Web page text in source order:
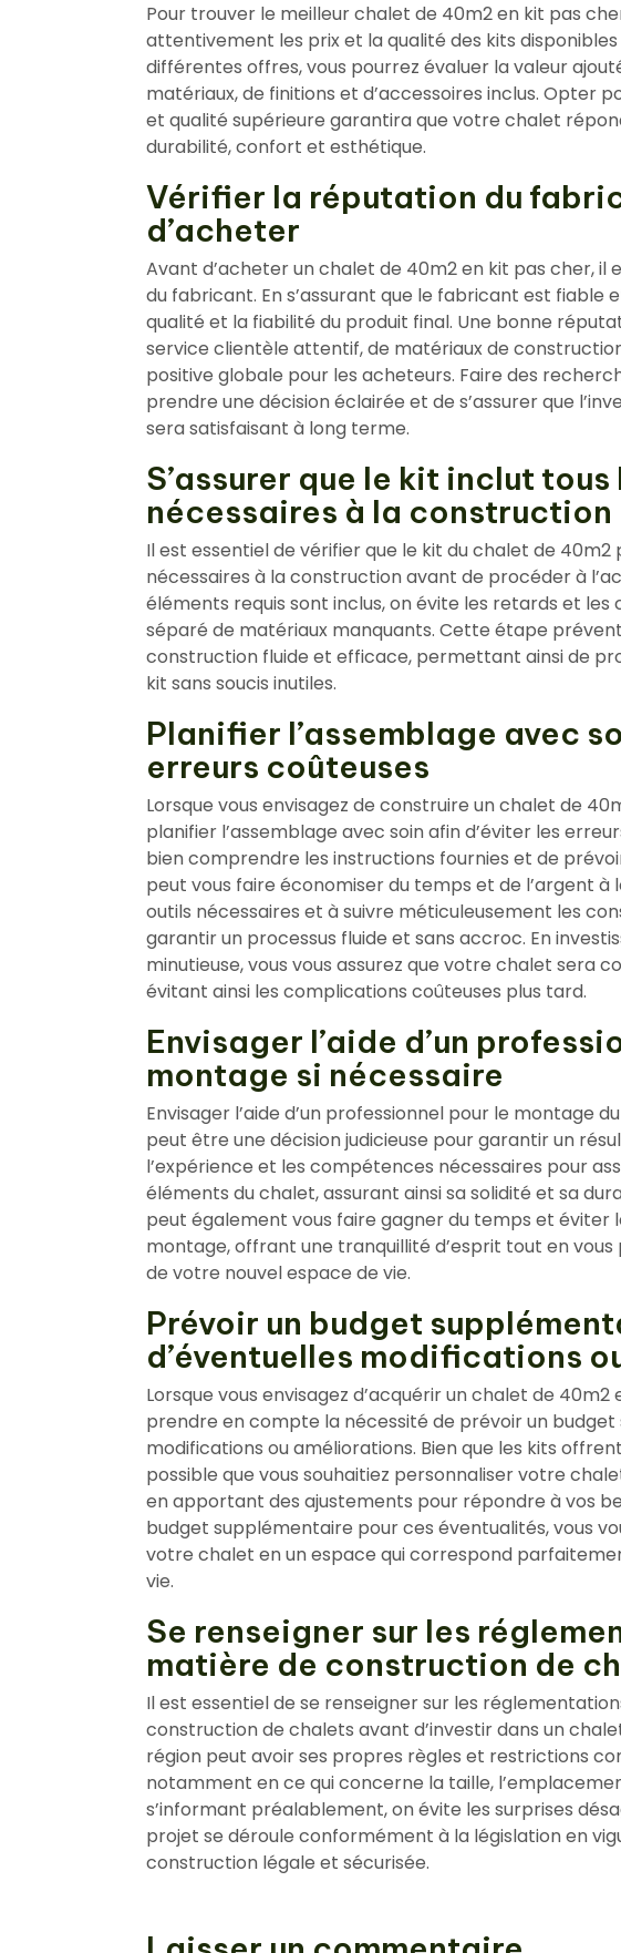
Pour trouver le meilleur chalet de 40m2 en kit pas
attentivement les prix et la qualité des kits
différentes offres, vous pourrez évaluer la valeur
matériaux, de finitions et d’accessoires inclus. Opter
et qualité supérieure garantira que votre chalet
durabilité, confort et esthétique.
Vérifier la réputation du
d’acheter
Avant d’acheter un chalet de 40m2 en kit pas cher,
du fabricant. En s’assurant que le fabricant est
qualité et la fiabilité du produit final. Une bonne
service clientèle attentif, de matériaux de
positive globale pour les acheteurs. Faire des
prendre une décision éclairée et de s’assurer que
sera satisfaisant à long terme.
S’assurer que le kit inclut
nécessaires à la construction
Il est essentiel de vérifier que le kit du chalet de
nécessaires à la construction avant de procéder à
éléments requis sont inclus, on évite les retards et les
séparé de matériaux manquants. Cette étape
construction fluide et efficace, permettant ainsi de
kit sans soucis inutiles.
Planifier l’assemblage avec
erreurs coûteuses
Lorsque vous envisagez de construire un chalet de
planifier l’assemblage avec soin afin d’éviter les
bien comprendre les instructions fournies et de
peut vous faire économiser du temps et de l’argent à
outils nécessaires et à suivre méticuleusement les
garantir un processus fluide et sans accroc. En
minutieuse, vous vous assurez que votre chalet sera
évitant ainsi les complications coûteuses plus tard.
Envisager l’aide d’un
montage si nécessaire
Envisager l’aide d’un professionnel pour le montage
peut être une décision judicieuse pour garantir un
l’expérience et les compétences nécessaires pour
éléments du chalet, assurant ainsi sa solidité et sa
peut également vous faire gagner du temps et éviter
montage, offrant une tranquillité d’esprit tout en
de votre nouvel espace de vie.
Prévoir un budget
d’éventuelles modifications
Lorsque vous envisagez d’acquérir un chalet de
prendre en compte la nécessité de prévoir un
modifications ou améliorations. Bien que les kits
possible que vous souhaitiez personnaliser votre
en apportant des ajustements pour répondre à vos
budget supplémentaire pour ces éventualités, vous
votre chalet en un espace qui correspond
vie.
Se renseigner sur les
matière de construction de
Il est essentiel de se renseigner sur les
construction de chalets avant d’investir dans un
région peut avoir ses propres règles et restrictions
notamment en ce qui concerne la taille,
s’informant préalablement, on évite les surprises
projet se déroule conformément à la législation en
construction légale et sécurisée.